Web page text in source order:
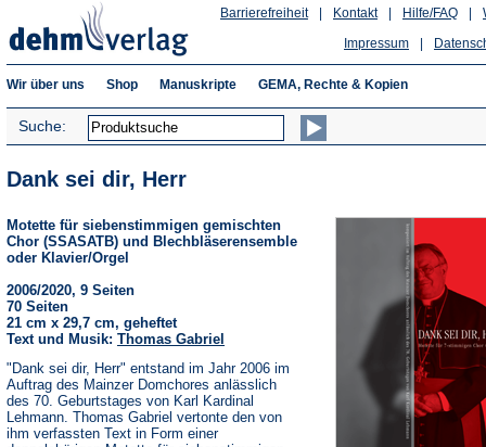
Hilfe/FAQ
Kontakt
Barrierefreiheit
Impressum
Wir über uns Shop Manuskripte GEMA, Rechte & Kopien
Suche:
Dank sei dir, Herr
Motette für siebenstimmigen gemischten
Chor (SSASATB) und Blechbläserensemble
oder Klavier/Orgel
2006/2020, 9 Seiten
70 Seiten
21 cm x 29,7 cm, geheftet
Text und Musik: Thomas Gabriel
"Dank sei dir, Herr" entstand im Jahr 2006 im
Auftrag des Mainzer Domchores anlässlich
des 70. Geburtstages von Karl Kardinal
Lehmann. Thomas Gabriel vertonte den von
ihm verfassten Text in Form einer